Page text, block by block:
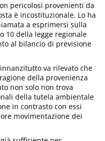
pericolosi provenienti da
è incostituzionale. Lo ha
a esprimersi sulla
10 della legge regionale
al bilancio di previsione
va rilevato che
della provenienza
non solo non trova
della tutela ambientale
in contrasto con essi
movimentazione dei